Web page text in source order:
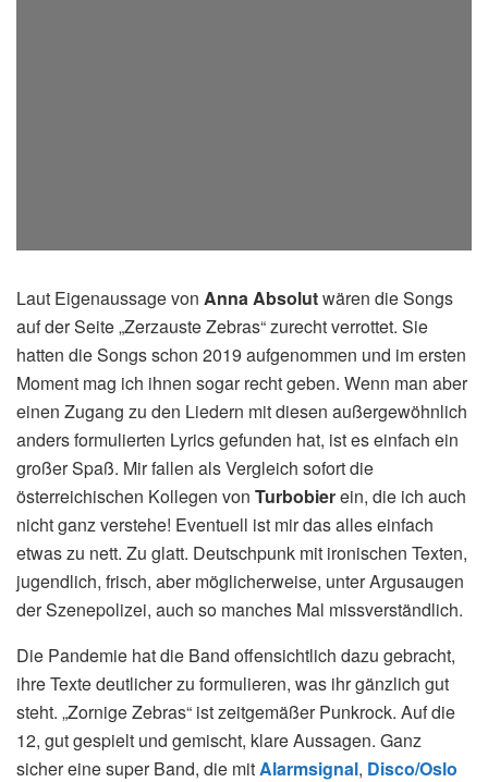
Laut Eigenaussage von Anna Absolutwären die Songs
auf der Seite „Zerzauste Zebras“ zurecht verrottet. Sie
hatten die Songs schon 2019 aufgenommen und im ersten
Moment mag ich ihnen sogar recht geben. Wenn man aber
einen Zugang zu den Liedern mit diesen außergewöhnlich
anders formulierten Lyrics gefunden hat, ist es einfach ein
großer Spaß. Mir fallen als Vergleich sofort die
österreichischen Kollegen von Turbobierein, die ich auch
nicht ganz verstehe! Eventuell ist mir das alles einfach
etwas zu nett. Zu glatt. Deutschpunk mit ironischen Texten,
jugendlich, frisch, aber möglicherweise, unter Argusaugen
der Szenepolizei, auch so manches Mal missverständlich.
Die Pandemie hat die Band offensichtlich dazu gebracht,
ihre Texte deutlicher zu formulieren, was ihr gänzlich gut
steht. „Zornige Zebras“ ist zeitgemäßer Punkrock. Auf die
12, gut gespielt und gemischt, klare Aussagen. Ganz
sicher eine super Band, die mitAlarmsignal, Disco/Oslo